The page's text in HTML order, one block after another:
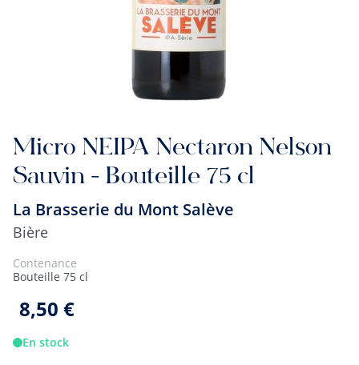
Micro NEIPA Nectaron Nelson
Sauvin - Bouteille 75 cl
La Brasserie du Mont Salève
Bière
Contenance
Bouteille 75 cl
8,50 €
En stock